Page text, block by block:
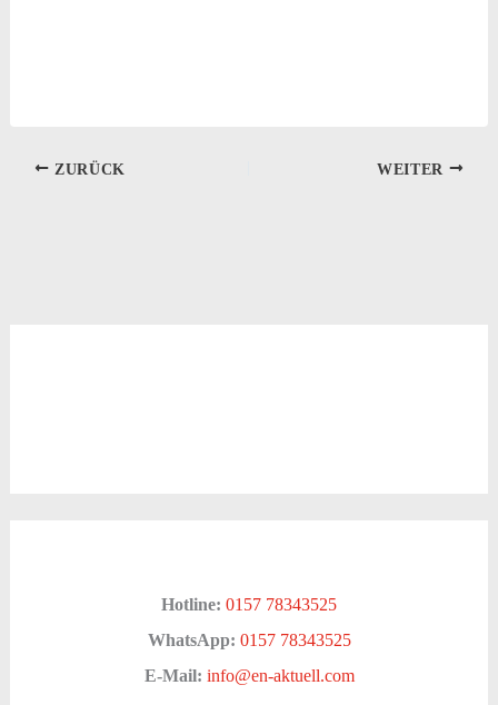
ZURÜCK WEITER
Hotline: 0157 78343525
WhatsApp: 0157 78343525
E-Mail: info@en-aktuell.com